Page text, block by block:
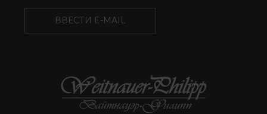
ВВЕСТИ E-MAIL